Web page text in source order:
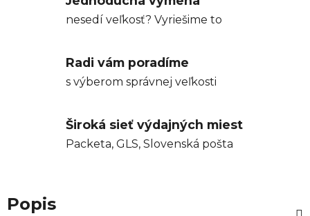
nesedí veľkosť? Vyriešime to
Radi vám poradíme
s výberom správnej veľkosti
Široká sieť výdajných miest
Packeta, GLS, Slovenská pošta
Popis